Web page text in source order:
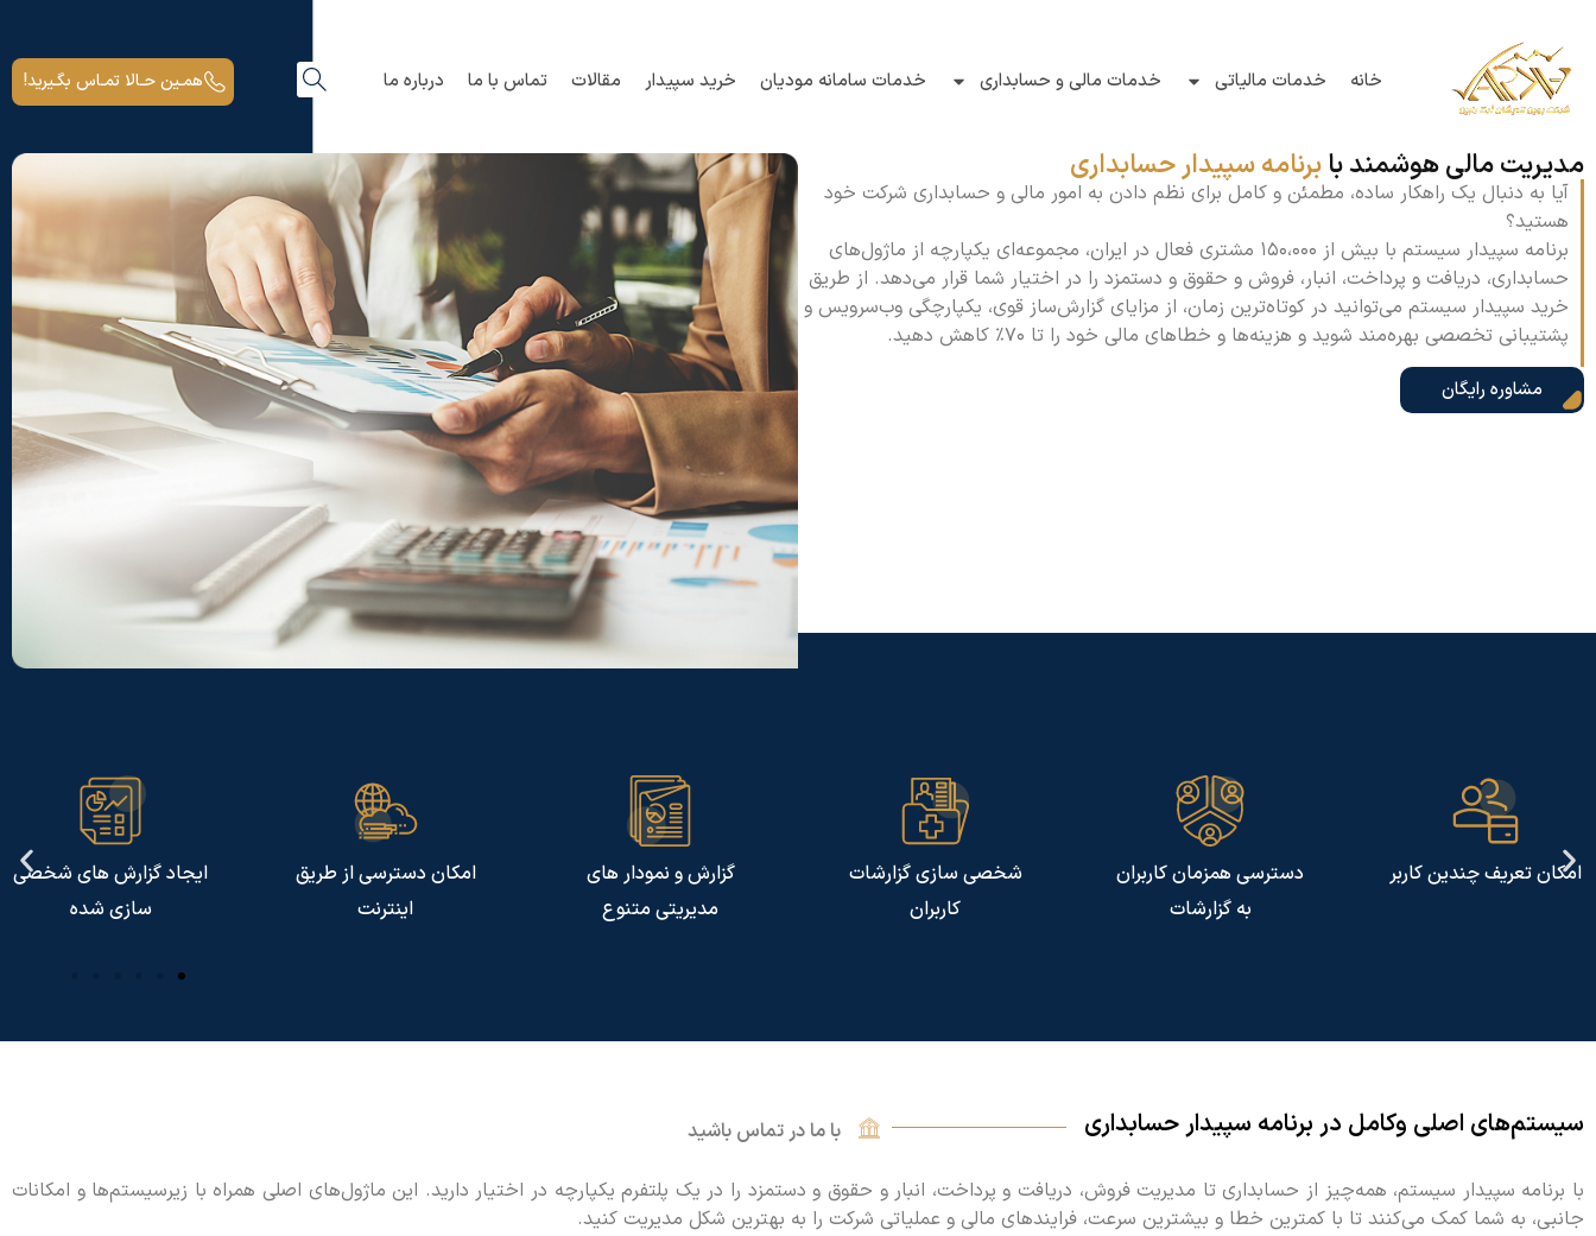
خانه خدمات مالیاتی خدمات مالی و حسابداری خدمات سامانه مودیان خرید سپیدار مقالات تماس با ما درباره ما همـین حـالا تمـاس بگـیرید!
مدیریت مالی هوشمند بابرنامه سپیدار حسابداری
آیا به دنبال یک راهکار ساده، مطمئن و کامل برای نظم دادن به امور مالی و حسابداری شرکت خود
هستید؟
برنامه سپیدار سیستم با بیش از ۱۵۰،۰۰۰ مشتری فعال در ایران، مجموعه‌ای یکپارچه از ماژول‌های
حسابداری، دریافت و پرداخت، انبار، فروش و حقوق و دستمزد را در اختیار شما قرار می‌دهد. از طریق
خرید سپیدار سیستم می‌توانید در کوتاه‌ترین زمان، از مزایای گزارش‌ساز قوی، یکپارچگی وب‌سرویس و
پشتیبانی تخصصی بهره‌مند شوید و هزینه‌ها و خطاهای مالی خود را تا ۷۰٪ کاهش دهید.
مشاوره رایگان
دسترسی همزمان کاربران
شخصی سازی گزارشات
کاربران
گزارش و نمودار های
مدیریتی متنوع
امکان دسترسی از طریق
اینترنت
ایجاد گزارش های شخصی
سازی شده
امکان تعریف چندین کاربر
سیستم‌های اصلی وکامل در برنامه سپیدار حسابداری با ما در تماس باشید
با برنامه سپیدار سیستم، همه‌‌چیز از حسابداری تا مدیریت فروش، دریافت و پرداخت، انبار و حقوق و دستمزد را در یک پلتفرم یکپارچه در اختیار دارید. این ماژول‌های اصلی همراه با زیرسیستم‌ها و امکانات
جانبی، به شما کمک می‌کنند تا با کمترین خطا و بیشترین سرعت، فرایندهای مالی و عملیاتی شرکت را به بهترین شکل مدیریت کنید.